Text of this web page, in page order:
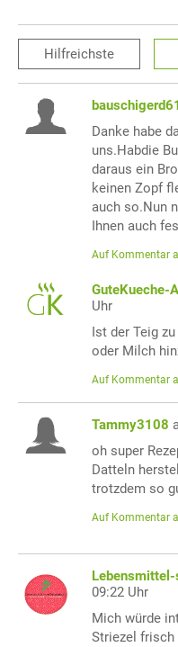
Hilfreichste
bauschigerd61
Danke habe
uns.Habdie
daraus ein
keinen Zopf
auch so.Nun
Ihnen auch
Auf Kommentar
GuteKueche-
Uhr
Ist der Teig
oder Milch
Auf Kommentar
Tammy3108
oh super
Datteln
trotzdem so
Auf Kommentar
09:22 Uhr
Mich würde
Striezel